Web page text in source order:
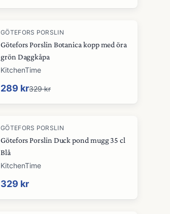
-12%
GÖTEFORS PORSLIN
Götefors Porslin Botanica kopp med öra
grön Daggkåpa
KitchenTime
289 kr329 kr
GÖTEFORS PORSLIN
Götefors Porslin Duck pond mugg 35 cl
Blå
KitchenTime
329 kr